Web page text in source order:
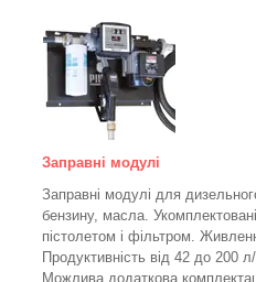
Заправні модулі
Заправні модулі для
бензину, масла.
пістолетом і фільтром.
Продуктивність від 42 до 200
Можлива додаткова